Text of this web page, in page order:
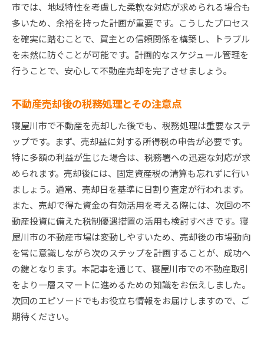
市では、地域特性を考慮した柔軟な対応が求められる場合も
多いため、余裕を持った計画が重要です。こうしたプロセス
を確実に踏むことで、買主との信頼関係を構築し、トラブル
を未然に防ぐことが可能です。計画的なスケジュール管理を
行うことで、安心して不動産売却を完了させましょう。
不動産売却後の税務処理とその注意点
寝屋川市で不動産を売却した後でも、税務処理は重要なステ
ップです。まず、売却益に対する所得税の申告が必要です。
特に多額の利益が生じた場合は、税務署への迅速な対応が求
められます。売却後には、固定資産税の清算も忘れずに行い
ましょう。通常、売却日を基準に日割り査定が行われます。
また、売却で得た資金の有効活用を考える際には、次回の不
動産投資に備えた税制優遇措置の活用も検討すべきです。寝
屋川市の不動産市場は変動しやすいため、売却後の市場動向
を常に意識しながら次のステップを計画することが、成功へ
の鍵となります。本記事を通じて、寝屋川市での不動産取引
をより一層スマートに進めるための知識をお伝えしました。
次回のエピソードでもお役立ち情報をお届けしますので、ご
期待ください。